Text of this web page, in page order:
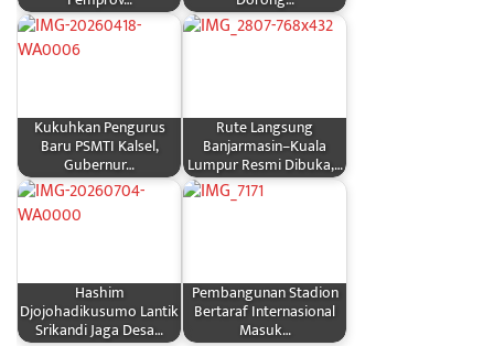
Kukuhkan Pengurus
Baru PSMTI Kalsel,
Gubernur…
Rute Langsung
Banjarmasin–Kuala
Lumpur Resmi Dibuka,…
Hashim
Djojohadikusumo Lantik
Srikandi Jaga Desa…
Pembangunan Stadion
Bertaraf Internasional
Masuk…